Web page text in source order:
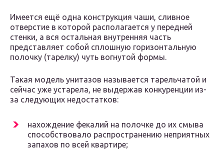
Имеется ещё одна конструкция чаши, сливное
отверстие в которой располагается у передней
стенки, а вся остальная внутренняя часть
представляет собой сплошную горизонтальную
полочку (тарелку) чуть вогнутой формы.
Такая модель унитазов называется тарельчатой и
сейчас уже устарела, не выдержав конкуренции из-
за следующих недостатков:
нахождение фекалий на полочке до их смыва
способствовало распространению неприятных
запахов по всей квартире;